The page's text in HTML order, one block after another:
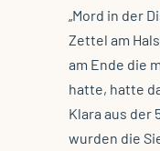
„Mord in der
Zettel am
am Ende die
hatte, hatte
Klara aus der
wurden die